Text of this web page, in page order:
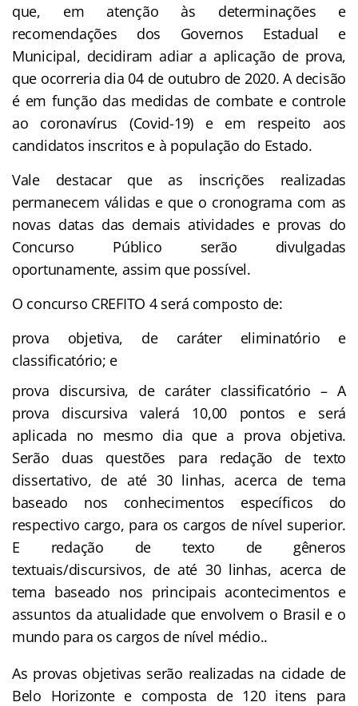
que, em atenção às determinações e
recomendações dos Governos Estadual e
Municipal, decidiram adiar a aplicação de prova,
que ocorreria dia 04 de outubro de 2020. A decisão
é em função das medidas de combate e controle
ao coronavírus (Covid-19) e em respeito aos
candidatos inscritos e à população do Estado.
Vale destacar que as inscrições realizadas
permanecem válidas e que o cronograma com as
novas datas das demais atividades e provas do
Concurso Público serão divulgadas
oportunamente, assim que possível.
O concurso CREFITO 4 será composto de:
prova objetiva, de caráter eliminatório e
classificatório; e
prova discursiva, de caráter classificatório – A
prova discursiva valerá 10,00 pontos e será
aplicada no mesmo dia que a prova objetiva.
Serão duas questões para redação de texto
dissertativo, de até 30 linhas, acerca de tema
baseado nos conhecimentos específicos do
respectivo cargo, para os cargos de nível superior.
E redação de texto de gêneros
textuais/discursivos, de até 30 linhas, acerca de
tema baseado nos principais acontecimentos e
assuntos da atualidade que envolvem o Brasil e o
mundo para os cargos de nível médio..
As provas objetivas serão realizadas na cidade de
Belo Horizonte e composta de 120 itens para